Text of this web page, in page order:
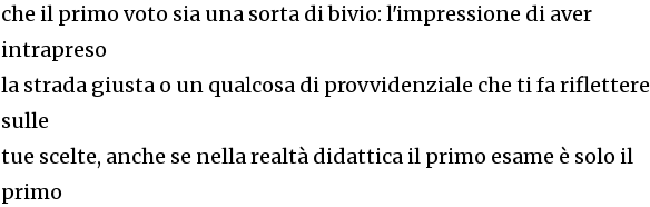
che il primo voto sia una sorta di bivio: l'impressione di aver
intrapreso
la strada giusta o un qualcosa di provvidenziale che ti fa riflettere
sulle
tue scelte, anche se nella realtà didattica il primo esame è solo il
primo